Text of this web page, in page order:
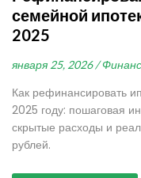
семейной
2025
января 25, 2026 /
Как рефинансировать
2025 году: пошаговая
скрытые расходы и
рублей.